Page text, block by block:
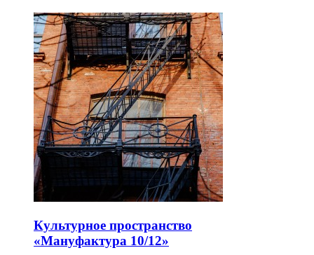
Культурное пространство
«Мануфактура 10/12»